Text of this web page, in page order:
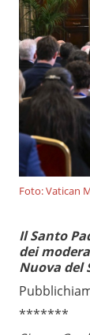
Foto: Vatican
Il Santo
dei
Nuova del
*******